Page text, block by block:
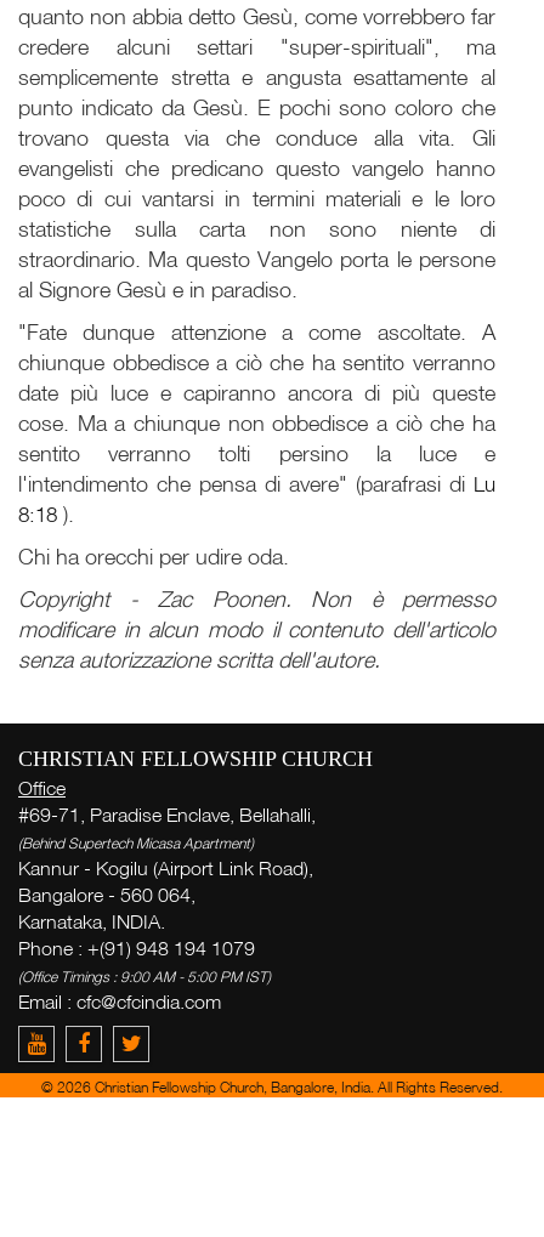
quanto non abbia detto Gesù, come vorrebbero far
credere alcuni settari "super-spirituali", ma
semplicemente stretta e angusta esattamente al
punto indicato da Gesù. E pochi sono coloro che
trovano questa via che conduce alla vita. Gli
evangelisti che predicano questo vangelo hanno
poco di cui vantarsi in termini materiali e le loro
statistiche sulla carta non sono niente di
straordinario. Ma questo Vangelo porta le persone
al Signore Gesù e in paradiso.
"Fate dunque attenzione a come ascoltate. A
chiunque obbedisce a ciò che ha sentito verranno
date più luce e capiranno ancora di più queste
cose. Ma a chiunque non obbedisce a ciò che ha
sentito verranno tolti persino la luce e
l'intendimento che pensa di avere" (parafrasi di Lu
8:18 ).
Chi ha orecchi per udire oda.
Copyright - Zac Poonen. Non è permesso
modificare in alcun modo il contenuto dell'articolo
senza autorizzazione scritta dell'autore.
CHRISTIAN FELLOWSHIP CHURCH
Office
#69-71, Paradise Enclave, Bellahalli,
(Behind Supertech Micasa Apartment)
Kannur - Kogilu (Airport Link Road),
Bangalore - 560 064,
Karnataka, INDIA.
Phone : +(91) 948 194 1079
(Office Timings : 9:00 AM - 5:00 PM IST)
Email : cfc@cfcindia.com
© 2026 Christian Fellowship Church, Bangalore, India. All Rights Reserved.